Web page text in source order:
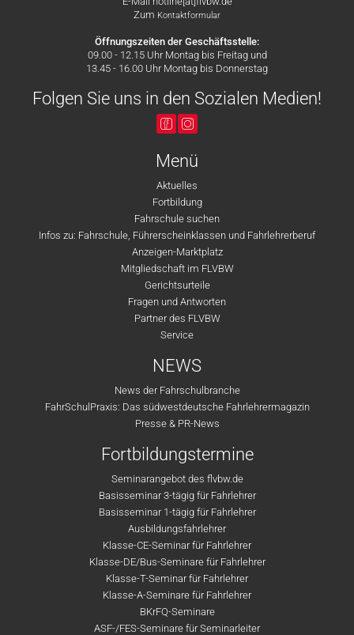
Zum Kontaktformular
Öffnungszeiten der Geschäftsstelle:
09.00 - 12.15 Uhr Montag bis Freitag und
13.45 - 16.00 Uhr Montag bis Donnerstag
Folgen Sie uns in den Sozialen Medien!
Menü
Aktuelles
Fortbildung
Fahrschule suchen
Infos zu: Fahrschule, Führerscheinklassen und Fahrlehrerberuf
Anzeigen-Marktplatz
Mitgliedschaft im FLVBW
Gerichtsurteile
Fragen und Antworten
Partner des FLVBW
Service
NEWS
News der Fahrschulbranche
FahrSchulPraxis: Das südwestdeutsche Fahrlehrermagazin
Presse & PR-News
Fortbildungstermine
Seminarangebot des flvbw.de
Basisseminar 3-tägig für Fahrlehrer
Basisseminar 1-tägig für Fahrlehrer
Ausbildungsfahrlehrer
Klasse-CE-Seminar für Fahrlehrer
Klasse-DE/Bus-Seminare für Fahrlehrer
Klasse-T-Seminar für Fahrlehrer
Klasse-A-Seminare für Fahrlehrer
BKrFQ-Seminare
ASF-/FES-Seminare für Seminarleiter